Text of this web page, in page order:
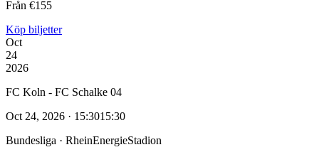
Från €155
Köp biljetter
Oct
24
2026
FC Koln - FC Schalke 04
Oct 24, 2026 · 15:3015:30
Bundesliga · RheinEnergieStadion